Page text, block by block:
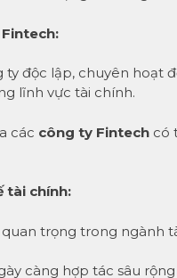
ty độc lập, chuyên hoạt
lĩnh vực tài chính.
các công ty Fintech có
tài chính:
trọng trong ngành
càng hợp tác sâu rộng